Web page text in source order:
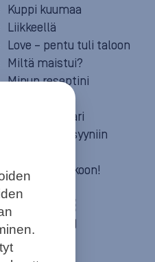
Kuppi kuumaa
Liikkeellä
Love – pentu tuli taloon
Miltä maistui?
Minun reseptini
Neuvosta vaari
Parempaan syyniin
Summeri soikoon!
Yleinen
ARCHIVE
August 2026
(1)